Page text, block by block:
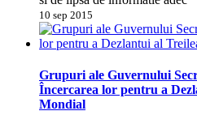
10 sep 2015
Grupuri ale Guvernului
Încercarea lor pentru a
Mondial